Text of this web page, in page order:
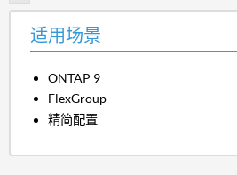
适用场景
ONTAP 9
FlexGroup
精简配置